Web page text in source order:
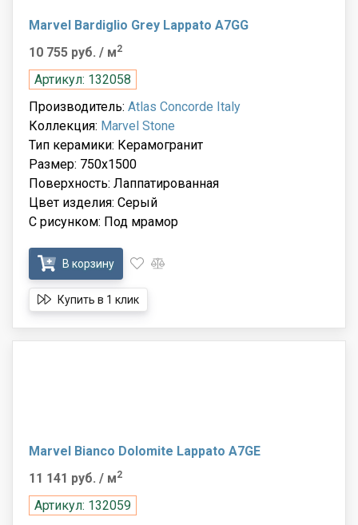
Marvel Bardiglio Grey Lappato A7GG
10 755 руб. / м2
Артикул: 132058
Производитель: Atlas Concorde Italy
Коллекция: Marvel Stone
Тип керамики: Керамогранит
Размер: 750x1500
Поверхность: Лаппатированная
Цвет изделия: Серый
С рисунком: Под мрамор
В корзину
Купить в 1 клик
Marvel Bianco Dolomite Lappato A7GE
11 141 руб. / м2
Артикул: 132059